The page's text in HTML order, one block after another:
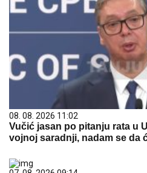
08. 08. 2026 11:02
Vučić jasan po pitanju rata u
vojnoj saradnji, nadam se da